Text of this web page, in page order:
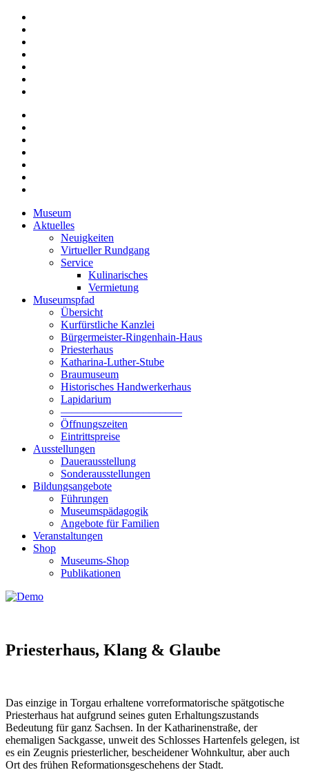
Museum
Aktuelles
Neuigkeiten
Virtueller Rundgang
Service
Kulinarisches
Vermietung
Museumspfad
Übersicht
Kurfürstliche Kanzlei
Bürgermeister-Ringenhain-Haus
Priesterhaus
Katharina-Luther-Stube
Braumuseum
Historisches Handwerkerhaus
Lapidarium
––––––––––––––––––––––
Öffnungszeiten
Eintrittspreise
Ausstellungen
Dauerausstellung
Sonderausstellungen
Bildungsangebote
Führungen
Museumspädagogik
Angebote für Familien
Veranstaltungen
Shop
Museums-Shop
Publikationen
Priesterhaus, Klang & Glaube
Das einzige in Torgau erhaltene vorreformatorische spätgotische
Priesterhaus hat aufgrund seines guten Erhaltungszustands
Bedeutung für ganz Sachsen. In der Katharinenstraße, der
ehemaligen Sackgasse, unweit des Schlosses Hartenfels gelegen, ist
es ein Zeugnis priesterlicher, bescheidener Wohnkultur, aber auch
Ort des frühen Reformationsgeschehens der Stadt.